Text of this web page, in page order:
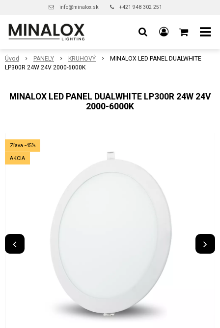
info@minalox.sk +421 948 302 251
Úvod PANELY KRUHOVÝ
MINALOX LED PANEL DUALWHITE
LP300R 24W 24V 2000-6000K
MINALOX LED PANEL DUALWHITE LP300R 24W 24V
2000-6000K
Zľava -45%
AKCIA